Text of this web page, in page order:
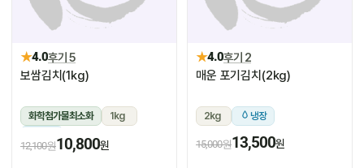
★4.0후기 5
보쌈김치(1kg)
화학첨가물최소화
1kg
12,100원10,800원
★4.0후기 2
매운 포기김치(2kg)
2kg 냉장
15,000원13,500원